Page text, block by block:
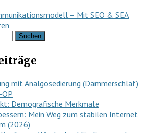
– Mit SEO & SEA
mit Analgosedierung (Dämmerschlaf)
Demografische Merkmale
Mein Weg zum stabilen Internet
(2026)